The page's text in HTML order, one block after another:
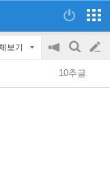
보기
공
지
on/off
검
색
글
쓰
10추글